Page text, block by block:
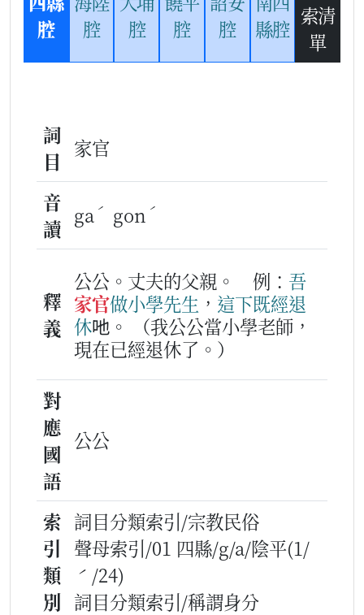
腔
腔
腔
腔
腔
縣腔
索清
單
詞
目
家官
音
讀
ga ˊ gon ˊ
釋
義
公公。丈夫的父親。 例： 吾
家官做小學先生 ， 這下既經退
休吔。
（我公公當小學老師，
現在已經退休了。）
對
應
國
語
公公
索
引
類
別
詞目分類索引/宗教民俗
聲母索引/01 四縣/g/a/陰平(1/
ˊ/24)
詞目分類索引/稱謂身分